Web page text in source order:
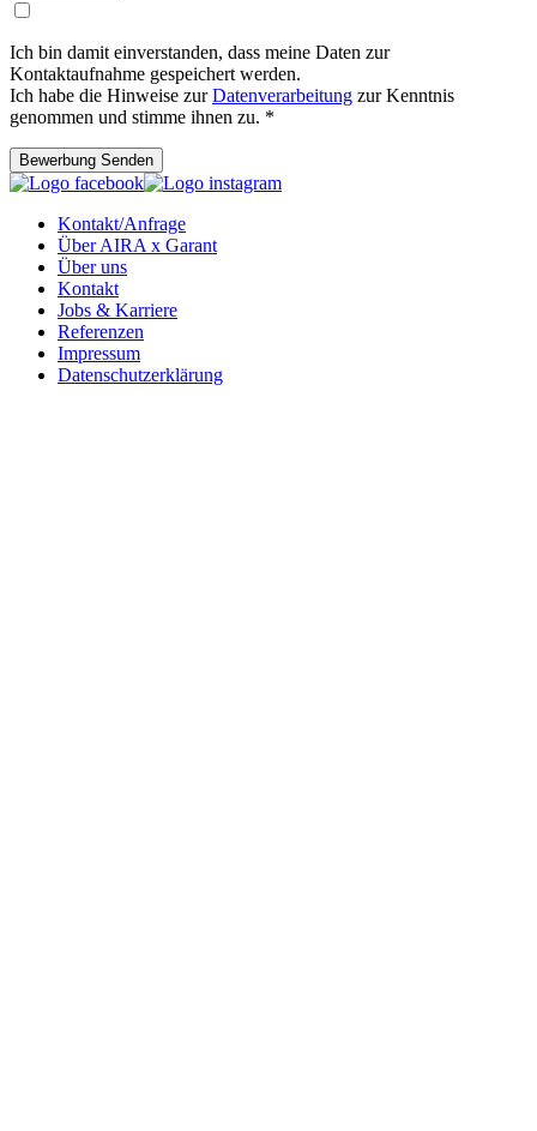
Ich bin damit einverstanden, dass meine Daten zur
Kontaktaufnahme gespeichert werden.
Ich habe die Hinweise zurDatenverarbeitung zur Kenntnis
genommen und stimme ihnen zu. *
Kontakt/Anfrage
Über AIRA x Garant
Über uns
Kontakt
Jobs & Karriere
Referenzen
Impressum
Datenschutzerklärung